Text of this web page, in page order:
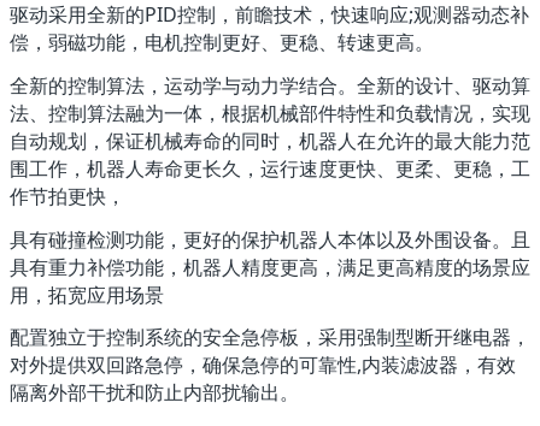
驱动采用全新的PID控制，前瞻技术，快速响应;观测器动态补
偿，弱磁功能，电机控制更好、更稳、转速更高。
全新的控制算法，运动学与动力学结合。全新的设计、驱动算
法、控制算法融为一体，根据机械部件特性和负载情况，实现
自动规划，保证机械寿命的同时，机器人在允许的最大能力范
围工作，机器人寿命更长久，运行速度更快、更柔、更稳，工
作节拍更快，
具有碰撞检测功能，更好的保护机器人本体以及外围设备。且
具有重力补偿功能，机器人精度更高，满足更高精度的场景应
用，拓宽应用场景
配置独立于控制系统的安全急停板，采用强制型断开继电器，
对外提供双回路急停，确保急停的可靠性,内装滤波器，有效
隔离外部干扰和防止内部扰输出。